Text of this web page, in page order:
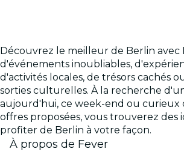
Découvrez le meilleur de Berlin avec
d'événements inoubliables,
d'activités locales, de trésors cachés
sorties culturelles. À la recherche
aujourd'hui, ce week-end ou curieux
offres proposées, vous trouverez des
profiter de Berlin à votre façon.
À propos de Fever